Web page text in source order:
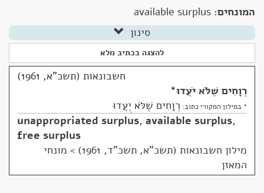
המונחים: available surplus
סינון
להצגה בכתיב מלא
חשבונאות (תשכ"א, 1961)
רְוָחִים שֶׁלֹּא יֹעֲדוּ*
* במילון המקורי כתוב: רְוָחִים שֶׁלֹּא יֻעֲדוּ
unappropriated surplus, available surplus,
free surplus
מילון חשבונאות (תשכ"א, תשכ"ד, 1961)
> מונחי
המאזן